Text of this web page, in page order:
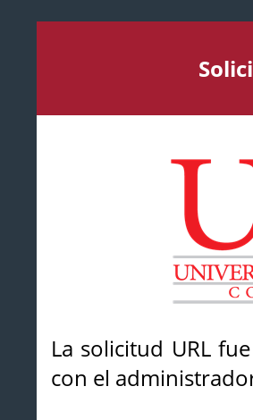
La solicitud URL
con el